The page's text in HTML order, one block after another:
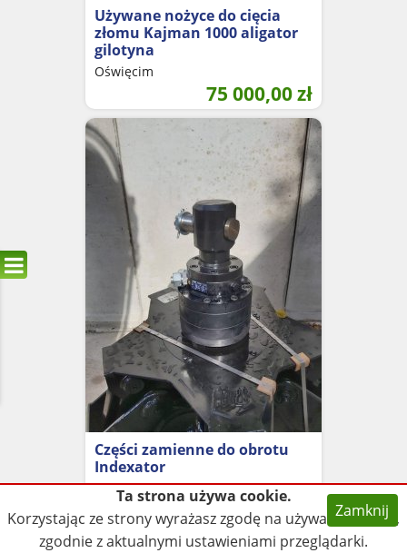
Używane nożyce do cięcia
złomu Kajman 1000 aligator
gilotyna
Oświęcim
75 000,00zł
Części zamienne do obrotu
Indexator
Oświęcim
500,00zł
Ta strona używa cookie.
Korzystając ze strony wyrażasz zgodę na używanie cookie,
zgodnie z aktualnymi ustawieniami przeglądarki.
Zamknij